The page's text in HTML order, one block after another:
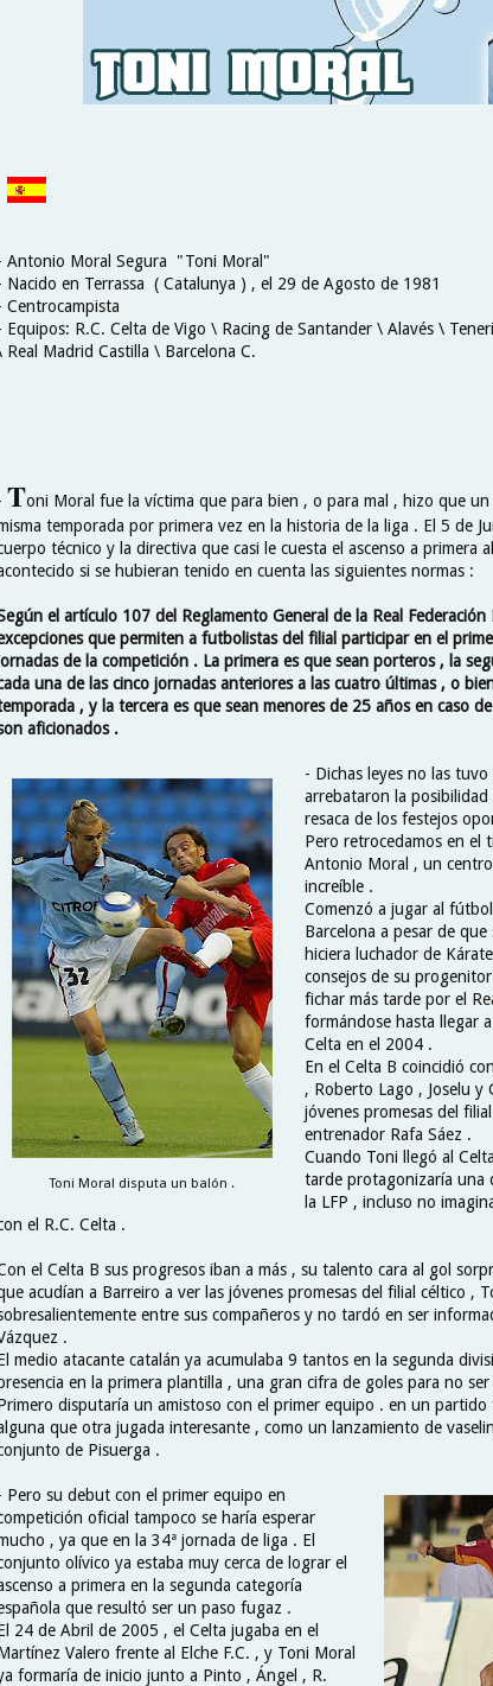
Antonio Moral Segura "Toni Moral"
Nacido en Terrassa ( Catalunya ) , el 29 de Agosto de 1981
Centrocampista
Equipos: R.C. Celta de Vigo \ Racing de Santander \ Alavés \
Real Madrid Castilla \ Barcelona C.
Toni Moral fue la víctima que para bien , o para mal , hizo que un
temporada por primera vez en la historia de la liga . El 5 de
técnico y la directiva que casi le cuesta el ascenso a primera
si se hubieran tenido en cuenta las siguientes normas :
el artículo 107 del Reglamento General de la Real
que permiten a futbolistas del filial participar en el
de la competición . La primera es que sean porteros , la
una de las cinco jornadas anteriores a las cuatro últimas , o
, y la tercera es que sean menores de 25 años en caso
aficionados .
Toni Moral disputa un balón .
- Dichas leyes no las
arrebataron la posibilidad
resaca de los festejos
Pero retrocedamos en el
Antonio Moral , un
increíble .
Comenzó a jugar al
Barcelona a pesar de
hiciera luchador de
consejos de su
fichar más tarde por el
formándose hasta llegar
Celta en el 2004 .
En el Celta B coincidió
, Roberto Lago , Joselu y
jóvenes promesas del
entrenador Rafa Sáez .
Cuando Toni llegó al
tarde protagonizaría una
la LFP , incluso no
el R.C. Celta .
el Celta B sus progresos iban a más , su talento cara al gol
acudían a Barreiro a ver las jóvenes promesas del filial céltico ,
entre sus compañeros y no tardó en ser
.
medio atacante catalán ya acumulaba 9 tantos en la segunda
en la primera plantilla , una gran cifra de goles para no
disputaría un amistoso con el primer equipo . en un
que otra jugada interesante , como un lanzamiento de
de Pisuerga .
Pero su debut con el primer equipo en
oficial tampoco se haría esperar
, ya que en la 34ª jornada de liga . El
olívico ya estaba muy cerca de lograr el
a primera en la segunda categoría
que resultó ser un paso fugaz .
24 de Abril de 2005 , el Celta jugaba en el
Valero frente al Elche F.C. , y Toni Moral
formaría de inicio junto a Pinto , Ángel , R.